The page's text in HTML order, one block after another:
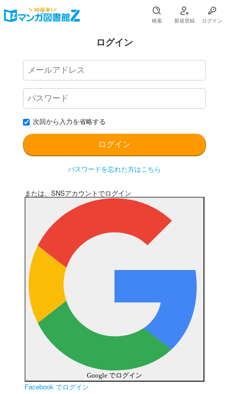
検索 新規登録 ログイン
ログイン
次回から入力を省略する
パスワードを忘れた方はこちら
または、SNSアカウントでログイン
Google でログイン
Facebook でログイン